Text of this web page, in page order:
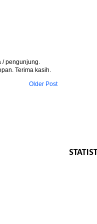
pengunjung.
Terima kasih.
Older Post